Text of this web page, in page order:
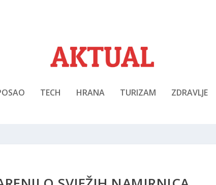
TECH HRANA TURIZAM ZDRAVLJE